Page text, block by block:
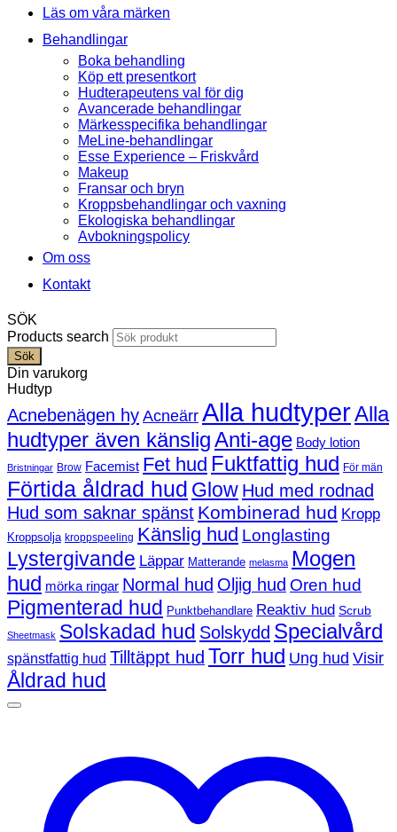
Läs om våra märken
Behandlingar
Boka behandling
Köp ett presentkort
Hudterapeutens val för dig
Avancerade behandlingar
Märkesspecifika behandlingar
MeLine-behandlingar
Esse Experience – Friskvård
Makeup
Fransar och bryn
Kroppsbehandlingar och vaxning
Ekologiska behandlingar
Avbokningspolicy
Om oss
Kontakt
SÖK
Products search
Sök
Din varukorg
Hudtyp
Acnebenägen hy Acneärr Alla hudtyperAlla
hudtyper även känsligAnti-age Body lotion
Bristningar Brow Facemist Fet hud Fuktfattig hud För män
Förtida åldrad hud Glow Hud med rodnad
Hud som saknar spänst Kombinerad hud Kropp
Kroppsolja kroppspeeling Känslig hud Longlasting
Lystergivande Läppar Matterande melasma Mogen
hud mörka ringar Normal hud Oljig hud Oren hud
Pigmenterad hud Punktbehandlare Reaktiv hud Scrub
Sheetmask Solskadad hud Solskydd Specialvård
spänstfattig hud Tilltäppt hud Torr hud Ung hud Visir
Åldrad hud